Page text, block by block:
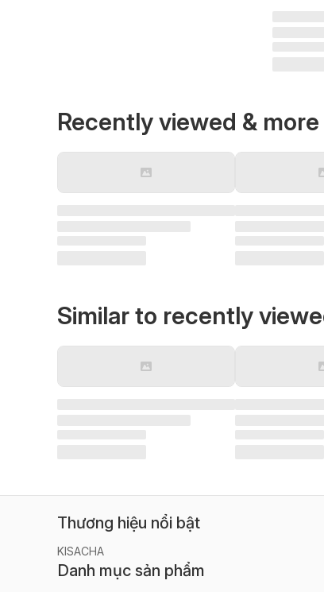
Recently viewed & more
Similar to recently
Thương hiệu nổi bật
KISACHA
Danh mục sản phẩm